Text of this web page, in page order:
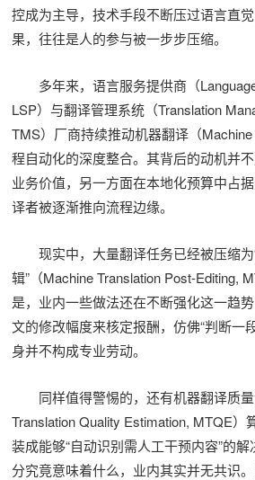
控成为主导，技术手段不断压过语言直
果，往往是人的参与被一步步压缩。
多年来，语言服务提供商（
LSP）与翻译管理系统（Translation
TMS）厂商持续推动机器翻译（
程自动化的深度整合。其背后的动机并
业务价值，另一方面在本地化预算中占据
译者被逐渐推向流程边缘。
现实中，大量翻译任务已经被压缩
辑”（Machine Translation Post-Editing,
是，业内一些做法还在不断强化这一趋
文的修改幅度来核定报酬，仿佛“判断一
身并不构成专业劳动。
同样值得警惕的，还有机器翻译质
Translation Quality Estimation, MTQE）
装成能够“自动识别需人工干预内容”的
分究竟意味着什么，业内其实并无共识